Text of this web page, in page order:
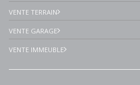
VENTE TERRAIN
VENTE GARAGE
VENTE IMMEUBLE